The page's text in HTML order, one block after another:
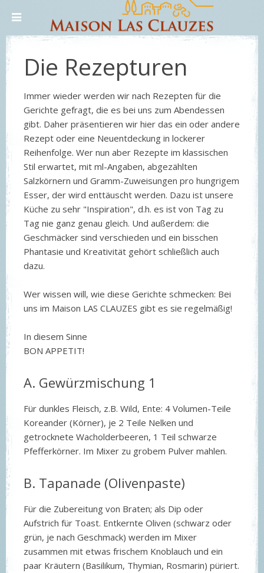
Die Rezepturen
Immer wieder werden wir nach Rezepten für die
Gerichte gefragt, die es bei uns zum Abendessen
gibt. Daher präsentieren wir hier das ein oder andere
Rezept oder eine Neuentdeckung in lockerer
Reihenfolge. Wer nun aber Rezepte im klassischen
Stil erwartet, mit ml-Angaben, abgezählten
Salzkörnern und Gramm-Zuweisungen pro hungrigem
Esser, der wird enttäuscht werden. Dazu ist unsere
Küche zu sehr "Inspiration", d.h. es ist von Tag zu
Tag nie ganz genau gleich. Und außerdem: die
Geschmäcker sind verschieden und ein bisschen
Phantasie und Kreativität gehört schließlich auch
dazu.
Wer wissen will, wie diese Gerichte schmecken: Bei
uns im Maison LAS CLAUZES gibt es sie regelmäßig!
In diesem Sinne
BON APPETIT!
A. Gewürzmischung 1
Für dunkles Fleisch, z.B. Wild, Ente: 4 Volumen-Teile
Koreander (Körner), je 2 Teile Nelken und
getrocknete Wacholderbeeren, 1 Teil schwarze
Pfefferkörner. Im Mixer zu grobem Pulver mahlen.
B. Tapanade (Olivenpaste)
Für die Zubereitung von Braten; als Dip oder
Aufstrich für Toast. Entkernte Oliven (schwarz oder
grün, je nach Geschmack) werden im Mixer
zusammen mit etwas frischem Knoblauch und ein
paar Kräutern (Basilikum, Thymian, Rosmarin) püriert.